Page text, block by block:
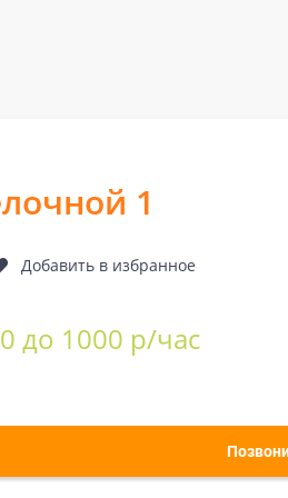
1
Добавить в избранное
до 1000 р/час